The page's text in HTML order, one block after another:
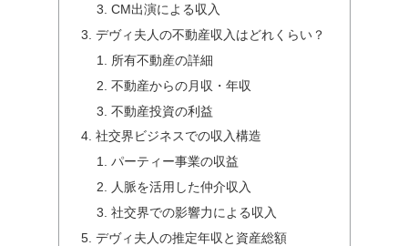
CM出演による収入
デヴィ夫人の不動産収入はどれくらい？
所有不動産の詳細
不動産からの月収・年収
不動産投資の利益
社交界ビジネスでの収入構造
パーティー事業の収益
人脈を活用した仲介収入
社交界での影響力による収入
デヴィ夫人の推定年収と資産総額